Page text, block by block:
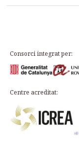
Consorci integrat per:
Centre acreditat: